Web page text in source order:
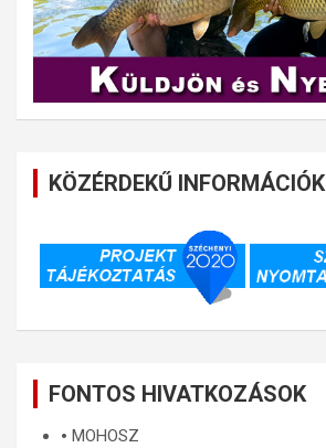
KÖZÉRDEKŰ INFORMÁCIÓK
FONTOS HIVATKOZÁSOK
🞄 MOHOSZ